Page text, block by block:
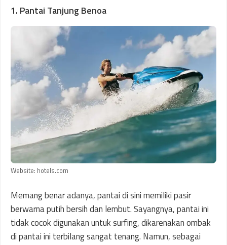
1. Pantai Tanjung Benoa
Website: hotels.com
Memang benar adanya, pantai di sini memiliki pasir
berwarna putih bersih dan lembut. Sayangnya, pantai ini
tidak cocok digunakan untuk surfing, dikarenakan ombak
di pantai ini terbilang sangat tenang. Namun, sebagai